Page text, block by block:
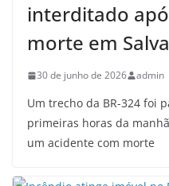
interditado
morte em
30 de junho de 2026 admin
Um trecho da BR-324 foi
primeiras horas da
um acidente com morte